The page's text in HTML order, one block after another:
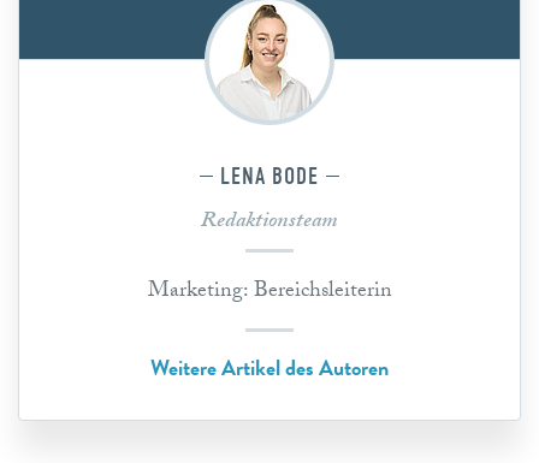
LENA BODE
Redaktionsteam
Marketing: Bereichsleiterin
Weitere Artikel des Autoren